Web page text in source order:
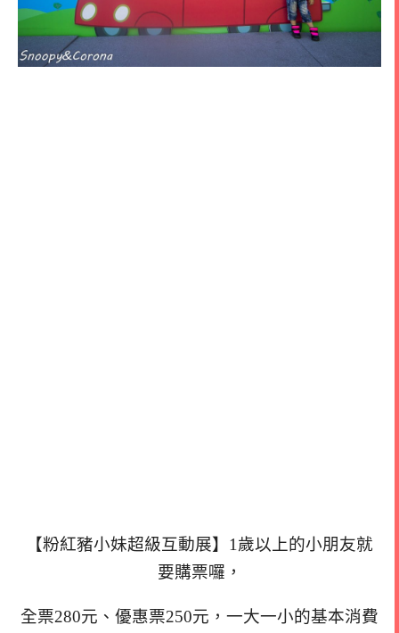
【粉紅豬小妹超級互動展】1歲以上的小朋友就
要購票囉，
全票280元、優惠票250元，一大一小的基本消費